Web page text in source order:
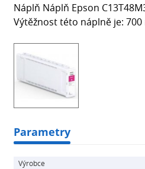
Náplň Náplň Epson
Výtěžnost této náplně je:
Parametry
Výrobce